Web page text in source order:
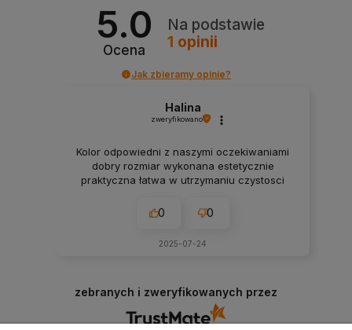
5.0
Ocena
Na podstawie
1 opinii
Jak zbieramy opinie?
Halina
zweryfikowano
Kolor odpowiedni z naszymi oczekiwaniami
dobry rozmiar wykonana estetycznie
praktyczna łatwa w utrzymaniu czystosci
0 0
2025-07-24
zebranych i zweryfikowanych przez